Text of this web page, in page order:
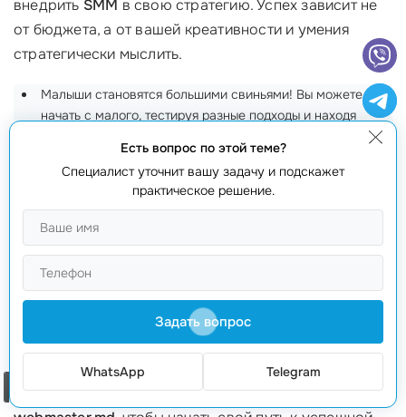
внедрить SMM в свою стратегию. Успех зависит не
от бюджета, а от вашей креативности и умения
стратегически мыслить.
Малыши становятся большими свиньями! Вы можете
начать с малого, тестируя разные подходы и находя
Экономьте на бюджетах, используя органический рост и
активное взаимодействие с подписчиками.
Таким образом, важно помнить, что
подходит всем без исключения. И самые маленькие
компании могут добиться значительных результатов,
если будут применять свои силы грамотно.
Избавьтесь от заблуждений и обретите уверенность
в своих силах сSMM маркетингом
! Позвоните нам
по номеру+373 601 066 66или напишите на сайте
Есть вопрос по этой теме?
Специалист уточнит вашу задачу и подскажет
практическое решение.
Задать вопрос
WhatsApp Telegram
Заказать звонок